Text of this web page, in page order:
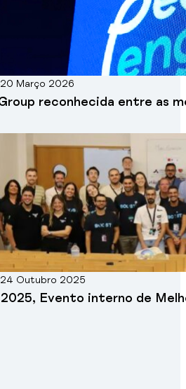
20 Março 2026
reconhecida entre as
24 Outubro 2025
Evento interno de